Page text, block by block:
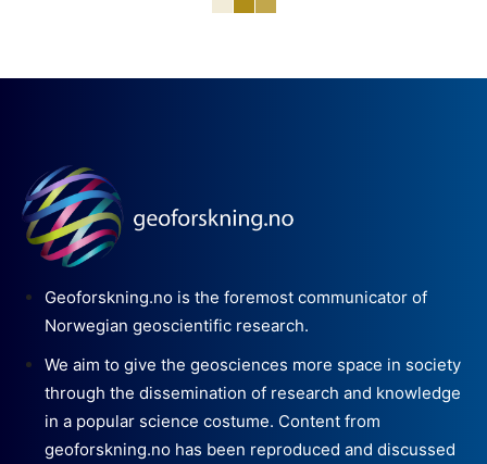
Geoforskning.no is the foremost communicator of
Norwegian geoscientific research.
We aim to give the geosciences more space in society
through the dissemination of research and knowledge
in a popular science costume. Content from
geoforskning.no has been reproduced and discussed